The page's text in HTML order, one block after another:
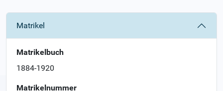
Matrikel
Matrikelbuch
1884-1920
Matrikelnummer